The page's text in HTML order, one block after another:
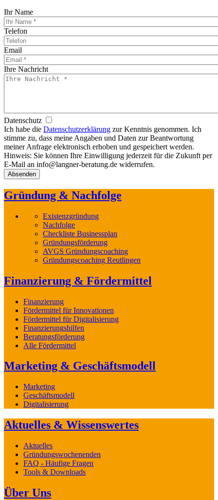
Ihr Name
Telefon
Email
Ihre Nachricht
Datenschutz
Ich habe die Datenschutzerklärung zur Kenntnis genommen. Ich
stimme zu, dass meine Angaben und Daten zur Beantwortung
meiner Anfrage elektronisch erhoben und gespeichert werden.
Hinweis: Sie können Ihre Einwilligung jederzeit für die Zukunft per
E-Mail an info@langner-beratung.de widerrufen.
Gründung & Nachfolge
Existenzgründung
Nachfolge
Checkliste Businessplan
Gründungsförderung
AVGS Gründungscoaching
Gründungscoaching Reutlingen
Finanzierung & Fördermittel
Finanzierung
Fördermittel für Innovationen
Fördermittel für Digitalisierung
Finanzierungshilfen
Beratungsförderung
Alle Fördermittel
Marketing & Geschäftsmodell
Marketing
Geschäftsmodell
Digitalisierung
Aktuelles & Wissenswertes
Aktuelles
Gründungswochenenden
FAQ - Häufige Fragen
Tools & Downloads
Über Uns